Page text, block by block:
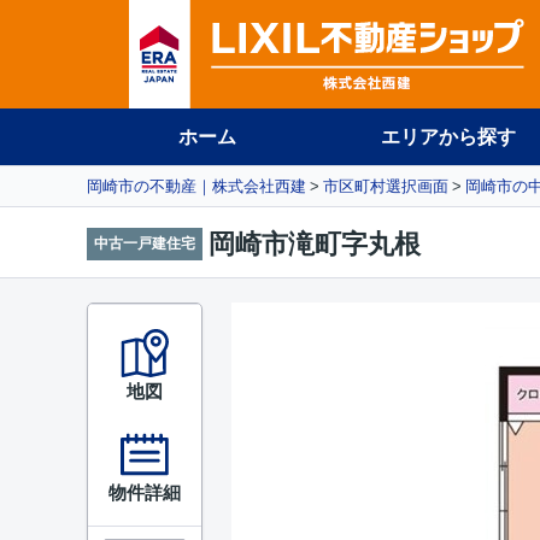
ホーム エリアから探す
岡崎市の不動産｜株式会社西建 市区町村選択画面 岡崎市の
中古一戸建住宅 岡崎市滝町字丸根
地図
物件詳細